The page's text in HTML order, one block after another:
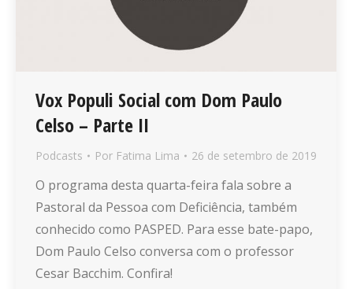
Vox Populi Social com Dom Paulo
Celso – Parte II
Podcasts Por Fatima Lima 26 de setembro de 2019
O programa desta quarta-feira fala sobre a
Pastoral da Pessoa com Deficiência, também
conhecido como PASPED. Para esse bate-papo,
Dom Paulo Celso conversa com o professor
Cesar Bacchim. Confira!